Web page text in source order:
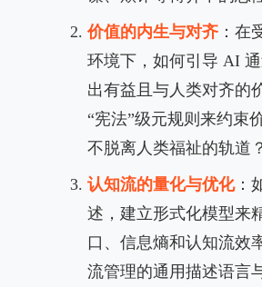
价值的内生与对齐 ：在
环境下，如何引导 AI
出有益且与人类对齐的
“宪法”级元规则来约束
不脱离人类福祉的轨道？
认知流的量化与优化：
述，建立形式化模型来
口、信息熵和认知流效
流管理的通用描述语言